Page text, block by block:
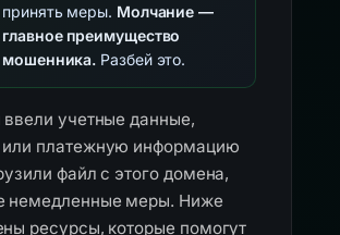
принять меры. Молчание —
главное преимущество
мошенника. Разбей это.
учетные данные,
платежную информацию
файл с этого домена,
немедленные меры. Ниже
ресурсы, которые помогут